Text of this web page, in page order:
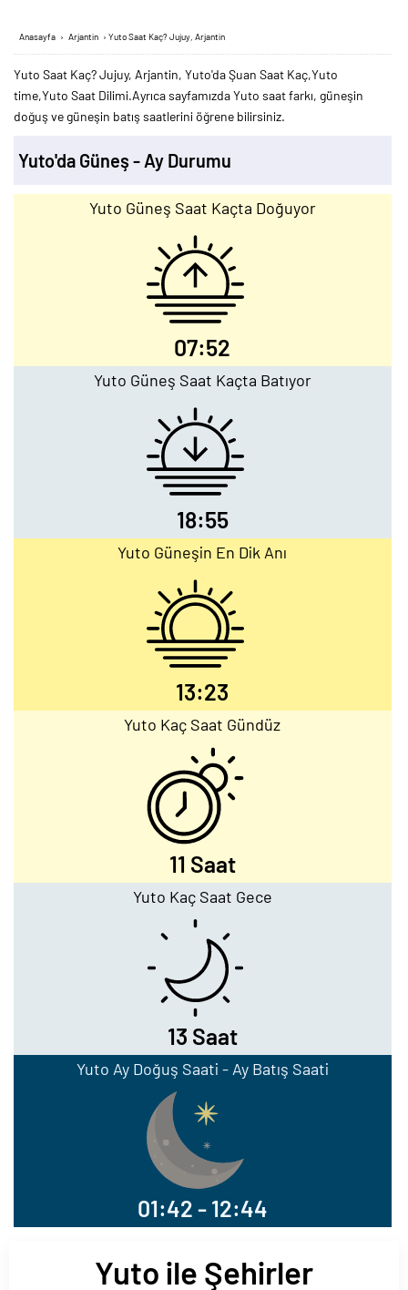
Anasayfa › Arjantin › Yuto Saat Kaç? Jujuy, Arjantin
Yuto Saat Kaç? Jujuy, Arjantin, Yuto'da Şuan Saat Kaç,Yuto
time,Yuto Saat Dilimi.Ayrıca sayfamızda Yuto saat farkı, güneşin
doğuş ve güneşin batış saatlerini öğrene bilirsiniz.
Yuto'da Güneş - Ay Durumu
Yuto Güneş Saat Kaçta Doğuyor
07:52
Yuto Güneş Saat Kaçta Batıyor
18:55
Yuto Güneşin En Dik Anı
13:23
Yuto Kaç Saat Gündüz
11 Saat
Yuto Kaç Saat Gece
13 Saat
Yuto Ay Doğuş Saati - Ay Batış Saati
01:42 - 12:44
Yuto ile Şehirler